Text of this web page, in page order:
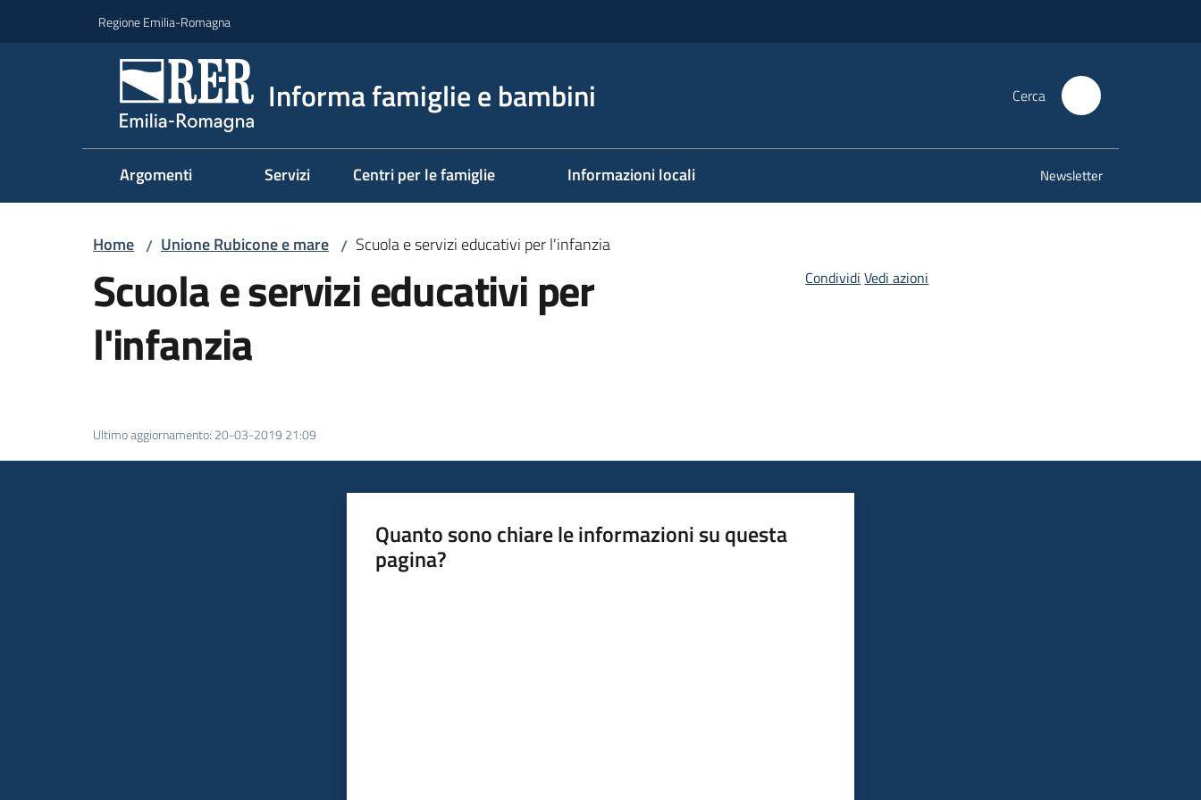
Regione Emilia-Romagna
Informa famiglie e bambini Cerca
Argomenti Servizi Centri per le famiglie Informazioni locali Newsletter
Home / Unione Rubicone e mare / Scuola e servizi educativi per l'infanzia
Scuola e servizi educativi per
l'infanzia
Condividi Vedi azioni
Ultimo aggiornamento: 20-03-2019 21:09
Quanto sono chiare le informazioni su questa
pagina?